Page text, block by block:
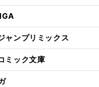
ャンプリミックス
ミック文庫